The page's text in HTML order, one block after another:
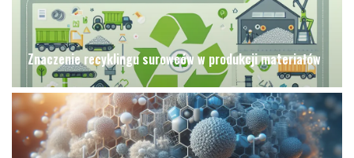
Znaczenie recyklingu surowców w produkcji materiałów